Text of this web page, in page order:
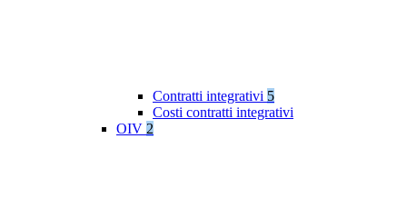
Contratti integrativi 5
Costi contratti integrativi
OIV 2